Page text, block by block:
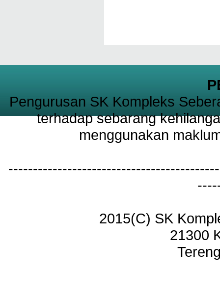
Pengurusan SK Kompleks
terhadap sebarang
menggunakan
2015(C) SK
21300